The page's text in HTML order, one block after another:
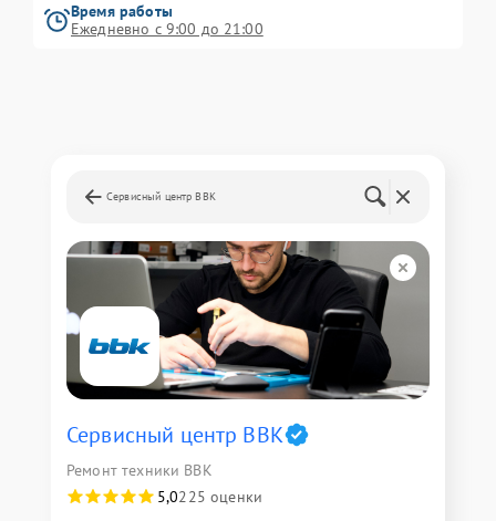
Время работы
Ежедневно с 9:00 до 21:00
Сервисный центр BBK
Сервисный центр BBK
Ремонт техники BBK
5,0225 оценки